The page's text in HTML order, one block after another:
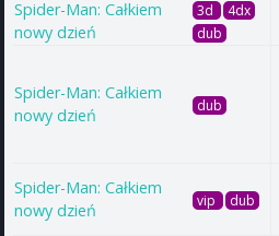
Spider-Man: Całkiem
nowy dzień
3d
4dx
dub
Spider-Man: Całkiem
nowy dzień
dub
Spider-Man: Całkiem
nowy dzień
vip dub